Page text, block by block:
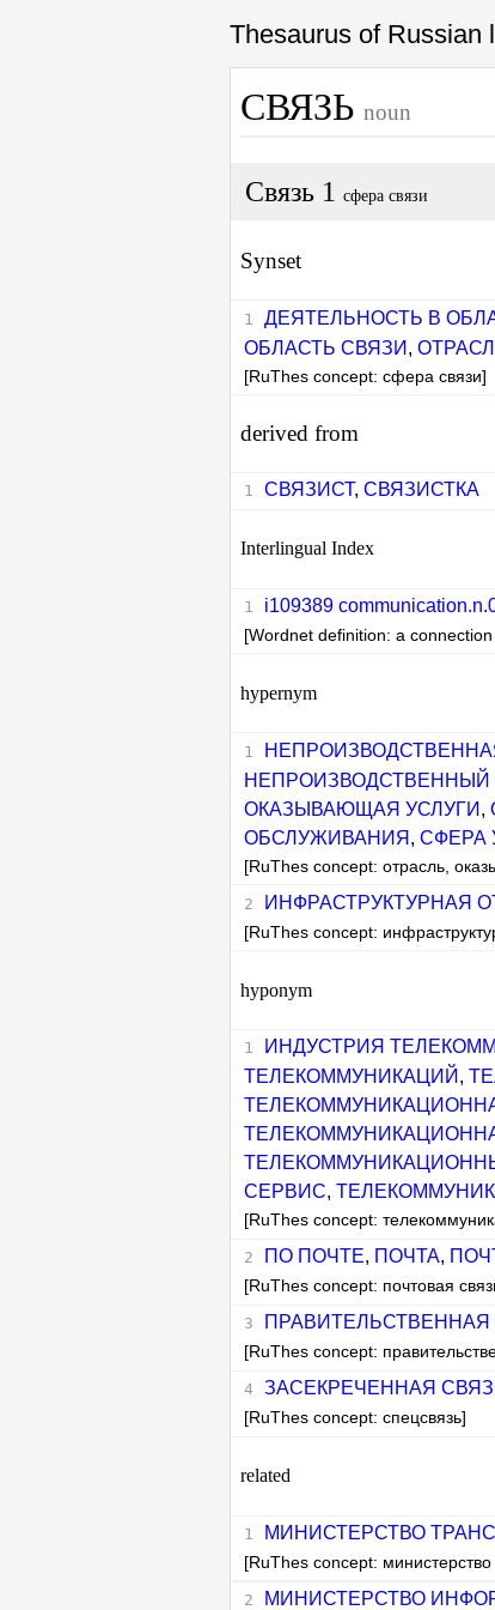
Thesaurus of Russian
СВЯЗЬ noun
Связь 1 сфера связи
Synset
ДЕЯТЕЛЬНОСТЬ В
ОБЛАСТЬ СВЯЗИ ,
[RuThes concept: сфера связи]
derived from
СВЯЗИСТ, СВЯЗИСТКА
Interlingual Index
i109389
[Wordnet definition: a
hypernym
НЕПРОИЗВОДСТВЕННЫЙ
ОКАЗЫВАЮЩАЯ УСЛУГИ ,
ОБСЛУЖИВАНИЯ ,СФЕРА
[RuThes concept: отрасль,
ИНФРАСТРУКТУРНАЯ
[RuThes concept:
hyponym
ИНДУСТРИЯ
ТЕЛЕКОММУНИКАЦИЙ ,
СЕРВИС,
[RuThes concept:
ПО ПОЧТЕ, ПОЧТА,
[RuThes concept: почтовая
ПРАВИТЕЛЬСТВЕННАЯ
[RuThes concept:
ЗАСЕКРЕЧЕННАЯ
[RuThes concept: спецсвязь]
related
МИНИСТЕРСТВО
[RuThes concept: министерство
МИНИСТЕРСТВО